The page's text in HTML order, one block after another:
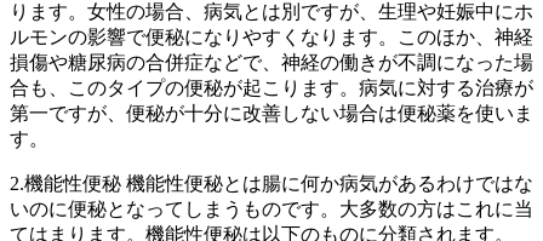
ります。女性の場合、病気とは別ですが、生理や妊娠中にホ
ルモンの影響で便秘になりやすくなります。このほか、神経
損傷や糖尿病の合併症などで、神経の働きが不調になった場
合も、このタイプの便秘が起こります。病気に対する治療が
第一ですが、便秘が十分に改善しない場合は便秘薬を使いま
す。
2.機能性便秘 機能性便秘とは腸に何か病気があるわけではな
いのに便秘となってしまうものです。大多数の方はこれに当
てはまります。機能性便秘は以下のものに分類されます。